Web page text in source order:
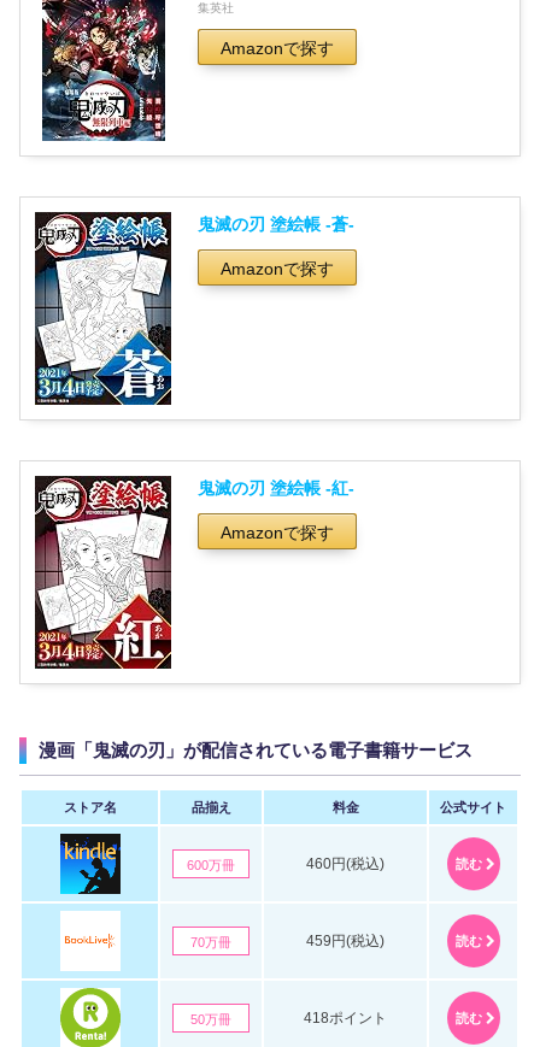
集英社
Amazonで探す
鬼滅の刃 塗絵帳 -蒼-
Amazonで探す
鬼滅の刃 塗絵帳 -紅-
Amazonで探す
漫画「鬼滅の刃」が配信されている電子書籍サービス
ストア名 品揃え 料金 公式サイト
600万冊 460円(税込) 読む
70万冊 459円(税込) 読む
50万冊 418ポイント 読む